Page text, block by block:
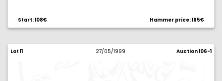
Start: 108€ Hammer price: 165€
Lot 11 27/05/1999 Auction 106-1